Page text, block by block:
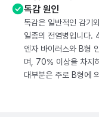
독감 원인
독감은 일반적인 감기
일종의 전염병입니다.
엔자 바이러스와 B형
며, 70% 이상을 차지
대부분은 주로 B형에